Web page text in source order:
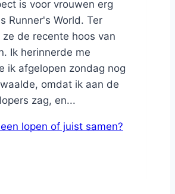
is voor vrouwen erg
Runner's World. Ter
de recente hoos van
Ik herinnerde me
ik afgelopen zondag nog
omdat ik aan de
zag, en...
lopen of juist samen?